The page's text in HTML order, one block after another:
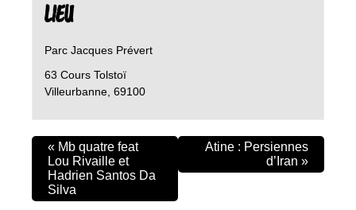
LIEU
Parc Jacques Prévert
63 Cours Tolstoï
Villeurbanne, 69100
« Mb quatre feat
Lou Rivaille et
Hadrien Santos Da
Silva
Atine : Persiennes
d’Iran »